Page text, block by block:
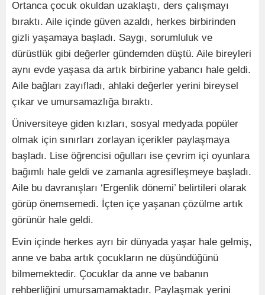
Ortanca çocuk okuldan uzaklaştı, ders çalışmayı
bıraktı. Aile içinde güven azaldı, herkes birbirinden
gizli yaşamaya başladı. Saygı, sorumluluk ve
dürüstlük gibi değerler gündemden düştü. Aile bireyleri
aynı evde yaşasa da artık birbirine yabancı hale geldi.
Aile bağları zayıfladı, ahlaki değerler yerini bireysel
çıkar ve umursamazlığa bıraktı.
Üniversiteye giden kızları, sosyal medyada popüler
olmak için sınırları zorlayan içerikler paylaşmaya
başladı. Lise öğrencisi oğulları ise çevrim içi oyunlara
bağımlı hale geldi ve zamanla agresifleşmeye başladı.
Aile bu davranışları ‘Ergenlik dönemi’ belirtileri olarak
görüp önemsemedi. İçten içe yaşanan çözülme artık
görünür hale geldi.
Evin içinde herkes ayrı bir dünyada yaşar hale gelmiş,
anne ve baba artık çocukların ne düşündüğünü
bilmemektedir. Çocuklar da anne ve babanın
rehberliğini umursamamaktadır. Paylaşmak yerini